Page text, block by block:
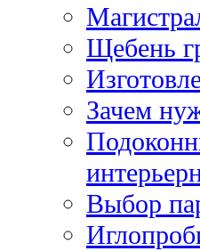
Щебень
Зачем
Выбор